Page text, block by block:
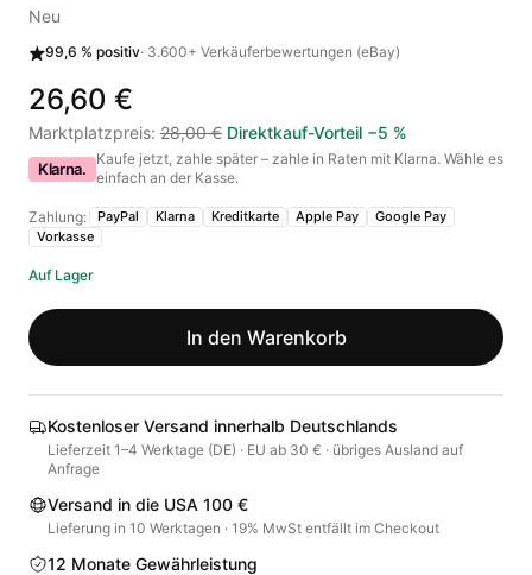
Neu
99,6 % positiv· 3.600+ Verkäuferbewertungen (eBay)
26,60 €
Marktplatzpreis: 28,00 € Direktkauf-Vorteil −5 %
Klarna. Kaufe jetzt, zahle später – zahle in Raten mit Klarna. Wähle es
einfach an der Kasse.
Zahlung: PayPal Klarna Kreditkarte Apple Pay
Google Pay
Vorkasse
Auf Lager
In den Warenkorb
Kostenloser Versand innerhalb Deutschlands
Lieferzeit 1–4 Werktage (DE) · EU ab 30 € · übriges Ausland auf
Anfrage
Versand in die USA 100 €
Lieferung in 10 Werktagen · 19% MwSt entfällt im Checkout
12 Monate Gewährleistung